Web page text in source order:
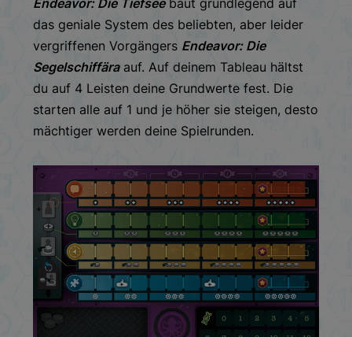
das geniale System des beliebten, aber leider
vergriffenen Vorgängers Endeavor: Die
Segelschiffäraauf. Auf deinem Tableau hältst
du auf 4 Leisten deine Grundwerte fest. Die
starten alle auf 1 und je höher sie steigen, desto
mächtiger werden deine Spielrunden.